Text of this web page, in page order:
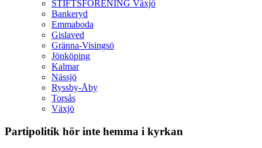
STIFTSFÖRENING Växjö
Bankeryd
Emmaboda
Gislaved
Gränna-Visingsö
Jönköping
Kalmar
Nässjö
Ryssby-Åby
Torsås
Växjö
Partipolitik hör inte hemma i kyrkan